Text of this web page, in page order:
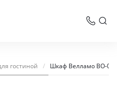
гостиной / Шкаф Велламо ВО-07